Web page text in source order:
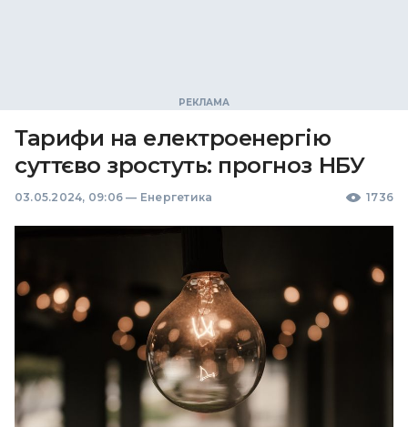
Тарифи на електроенергію
суттєво зростуть: прогноз НБУ
03.05.2024, 09:06 — Енергетика 1736